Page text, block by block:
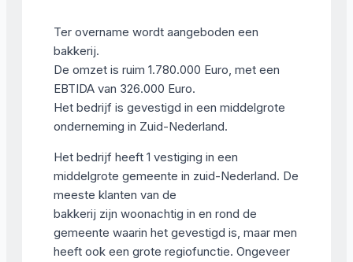
Ter overname wordt aangeboden een
bakkerij.
De omzet is ruim 1.780.000 Euro, met een
EBTIDA van 326.000 Euro.
Het bedrijf is gevestigd in een middelgrote
onderneming in Zuid-Nederland.
Het bedrijf heeft 1 vestiging in een
middelgrote gemeente in zuid-Nederland. De
meeste klanten van de
bakkerij zijn woonachtig in en rond de
gemeente waarin het gevestigd is, maar men
heeft ook een grote regiofunctie. Ongeveer